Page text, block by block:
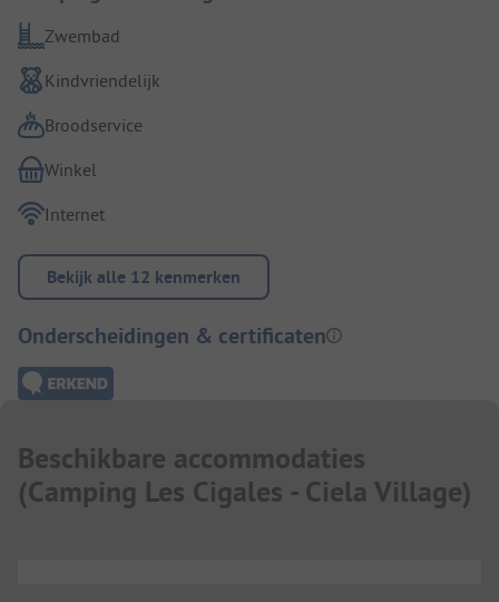
Zwembad
Kindvriendelijk
Broodservice
Winkel
Internet
Bekijk alle 12 kenmerken
Onderscheidingen & certificaten
Beschikbare accommodaties
(Camping Les Cigales - Ciela Village)